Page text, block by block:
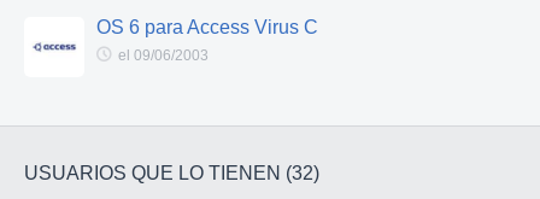
OS 6 para Access Virus C
el 09/06/2003
USUARIOS QUE LO TIENEN (32)